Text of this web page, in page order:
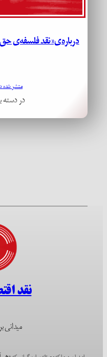
درباره‌ی«نقد فلسفه‌ی
منتشر شده در
در
نقد
میدانی